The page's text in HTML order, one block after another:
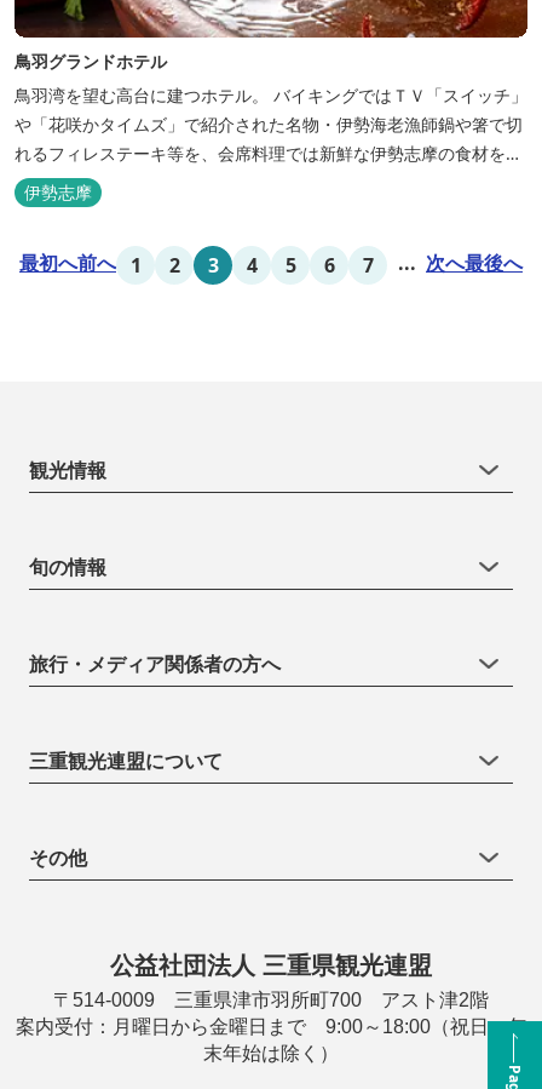
鳥羽グランドホテル
鳥羽湾を望む高台に建つホテル。 バイキングではＴＶ「スイッチ」
や「花咲かタイムズ」で紹介された名物・伊勢海老漁師鍋や箸で切
れるフィレステーキ等を、会席料理では新鮮な伊勢志摩の食材をお
楽しみいただけます。
伊勢志摩
最初へ前へ 1 2 3 4 5 6 7 ... 次へ最後へ
観光情報
旬の情報
旅行・メディア関係者の方へ
三重観光連盟について
その他
公益社団法人 三重県観光連盟
〒514-0009 三重県津市羽所町700 アスト津2階
案内受付：月曜日から金曜日まで 9:00～18:00（祝日・年
末年始は除く）